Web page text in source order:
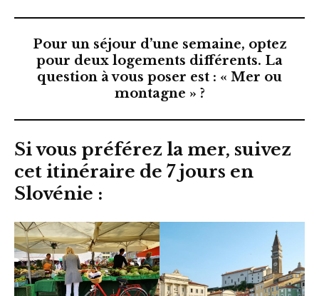
Pour un séjour d’une semaine, optez
pour deux logements différents. La
question à vous poser est : « Mer ou
montagne » ?
Si vous préférez la mer, suivez
cet itinéraire de 7 jours en
Slovénie :